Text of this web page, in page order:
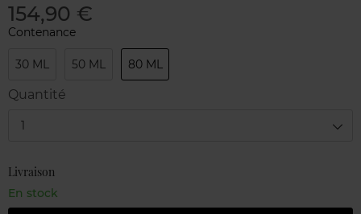
154,90 €
Contenance
30 ML 50 ML 80 ML
Quantité
1
Livraison
En stock